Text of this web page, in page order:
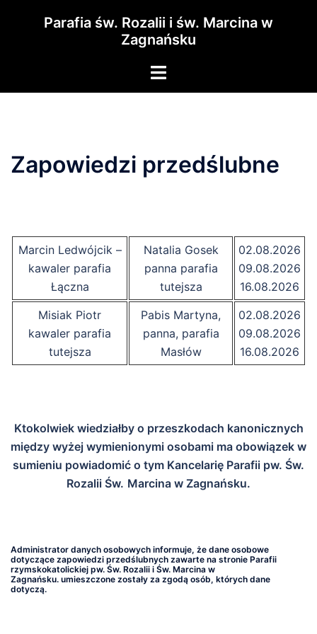
Parafia św. Rozalii i św. Marcina w
Zagnańsku
Menu
Zapowiedzi przedślubne
Marcin Ledwójcik –
kawaler parafia
Łączna
Natalia Gosek
panna parafia
tutejsza
02.08.2026
09.08.2026
16.08.2026
Misiak Piotr
kawaler parafia
tutejsza
Pabis Martyna,
panna, parafia
Masłów
02.08.2026
09.08.2026
16.08.2026
Ktokolwiek wiedziałby o przeszkodach kanonicznych
między wyżej wymienionymi osobami ma obowiązek w
sumieniu powiadomić o tym Kancelarię Parafii pw. Św.
Rozalii Św. Marcina w Zagnańsku.
Administrator danych osobowych informuje, że dane osobowe
dotyczące zapowiedzi przedślubnych zawarte na stronie Parafii
rzymskokatolickiej pw. Św. Rozalii i Św. Marcina w
Zagnańsku. umieszczone zostały za zgodą osób, których dane
dotyczą.